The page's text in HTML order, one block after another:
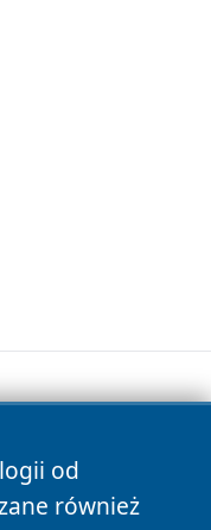
od
również